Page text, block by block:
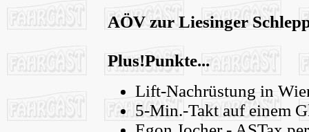
AÖV zur Liesinger
Plus!Punkte...
Lift-Nachrüstung in
5-Min.-Takt auf einem